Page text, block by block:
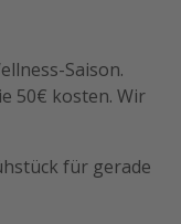
Saison.
50€ kosten. Wir
für gerade